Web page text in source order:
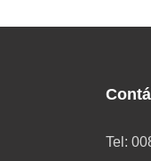
Tel: